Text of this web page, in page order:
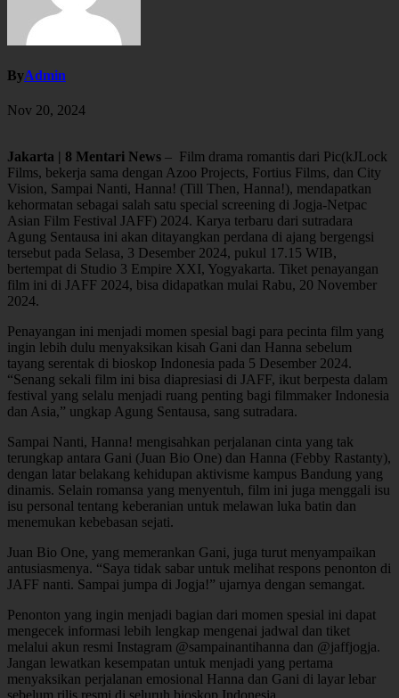
ByAdmin
Nov 20, 2024
Jakarta | 8 Mentari News – Film drama romantis dari Pic(kJLock
Films, bekerja sama dengan Azoo Projects, Fortius Films, dan City
Vision, Sampai Nanti, Hanna! (Till Then, Hanna!), mendapatkan
kehormatan sebagai salah satu special screening di Jogja-Netpac
Asian Film Festival JAFF) 2024. Karya terbaru dari sutradara
Agung Sentausa ini akan ditayangkan perdana di ajang bergengsi
tersebut pada Selasa, 3 Desember 2024, pukul 17.15 WIB,
bertempat di Studio 3 Empire XXI, Yogyakarta. Tiket penayangan
film ini di JAFF 2024, bisa didapatkan mulai Rabu, 20 November
2024.
Penayangan ini menjadi momen spesial bagi para pecinta film yang
ingin lebih dulu menyaksikan kisah Gani dan Hanna sebelum
tayang serentak di bioskop Indonesia pada 5 Desember 2024.
“Senang sekali film ini bisa diapresiasi di JAFF, ikut berpesta dalam
festival yang selalu menjadi ruang penting bagi filmmaker Indonesia
dan Asia,” ungkap Agung Sentausa, sang sutradara.
Sampai Nanti, Hanna! mengisahkan perjalanan cinta yang tak
terungkap antara Gani (Juan Bio One) dan Hanna (Febby Rastanty),
dengan latar belakang kehidupan aktivisme kampus Bandung yang
dinamis. Selain romansa yang menyentuh, film ini juga menggali isu
isu personal tentang keberanian untuk melawan luka batin dan
menemukan kebebasan sejati.
Juan Bio One, yang memerankan Gani, juga turut menyampaikan
antusiasmenya. “Saya tidak sabar untuk melihat respons penonton di
JAFF nanti. Sampai jumpa di Jogja!” ujarnya dengan semangat.
Penonton yang ingin menjadi bagian dari momen spesial ini dapat
mengecek informasi lebih lengkap mengenai jadwal dan tiket
melalui akun resmi Instagram @sampainantihanna dan @jaffjogja.
Jangan lewatkan kesempatan untuk menjadi yang pertama
menyaksikan perjalanan emosional Hanna dan Gani di layar lebar